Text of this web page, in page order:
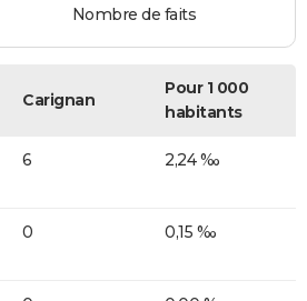
Nombre de faits
Carignan
Pour 1 000
habitants
6 2,24 ‰
0 0,15 ‰